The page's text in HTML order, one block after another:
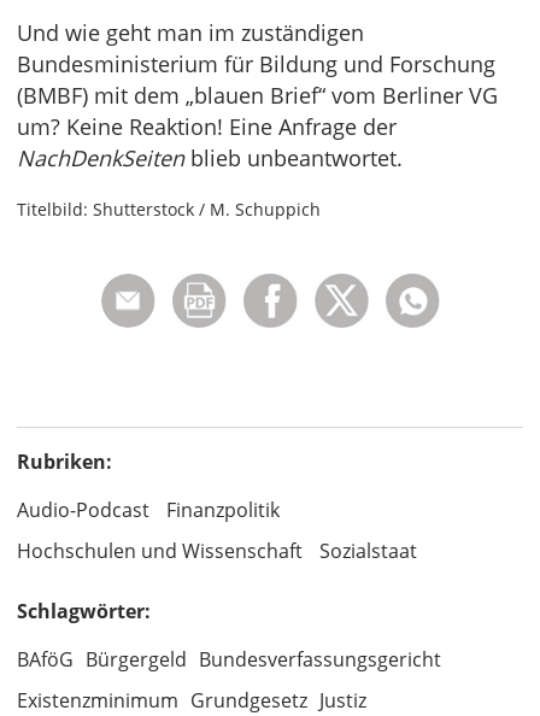
Und wie geht man im zuständigen
Bundesministerium für Bildung und Forschung
(BMBF) mit dem „blauen Brief“ vom Berliner VG
um? Keine Reaktion! Eine Anfrage der
NachDenkSeitenblieb unbeantwortet.
Titelbild: Shutterstock / M. Schuppich
Rubriken:
Audio-Podcast
Finanzpolitik
Hochschulen und Wissenschaft
Sozialstaat
Schlagwörter:
BAföG Bürgergeld Bundesverfassungsgericht
Existenzminimum Grundgesetz Justiz